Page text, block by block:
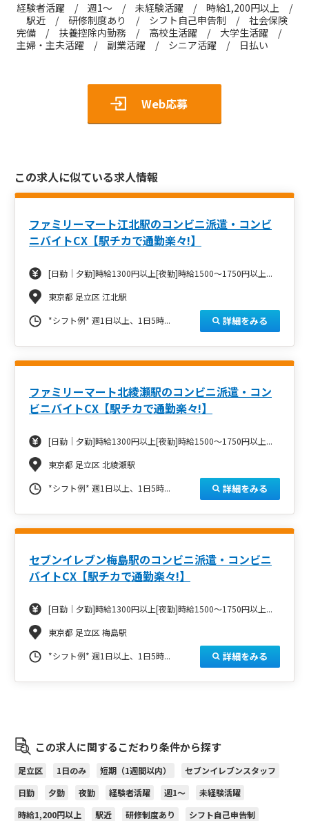
経験者活躍 / 週1～ / 未経験活躍 / 時給1,200円以上 /
駅近 / 研修制度あり / シフト自己申告制 / 社会保険
完備 / 扶養控除内勤務 / 高校生活躍 / 大学生活躍 /
主婦・主夫活躍 / 副業活躍 / シニア活躍 / 日払い
Web応募
この求人に似ている求人情報
ファミリーマート江北駅のコンビニ派遣・コンビ
ニバイトCX【駅チカで通勤楽々!】
[日勤｜夕勤]時給1300円以上[夜勤]時給1500～1750円以上...
東京都 足立区 江北駅
*シフト例* 週1日以上、1日5時... 詳細をみる
ファミリーマート北綾瀬駅のコンビニ派遣・コン
ビニバイトCX【駅チカで通勤楽々!】
[日勤｜夕勤]時給1300円以上[夜勤]時給1500～1750円以上...
東京都 足立区 北綾瀬駅
*シフト例* 週1日以上、1日5時... 詳細をみる
セブンイレブン梅島駅のコンビニ派遣・コンビニ
バイトCX【駅チカで通勤楽々!】
[日勤｜夕勤]時給1300円以上[夜勤]時給1500～1750円以上...
東京都 足立区 梅島駅
*シフト例* 週1日以上、1日5時... 詳細をみる
この求人に関するこだわり条件から探す
足立区 1日のみ 短期（1週間以内）
セブンイレブンスタッフ
日勤
夕勤 夜勤 経験者活躍 週1～
未経験活躍
時給1,200円以上
駅近 研修制度あり
シフト自己申告制